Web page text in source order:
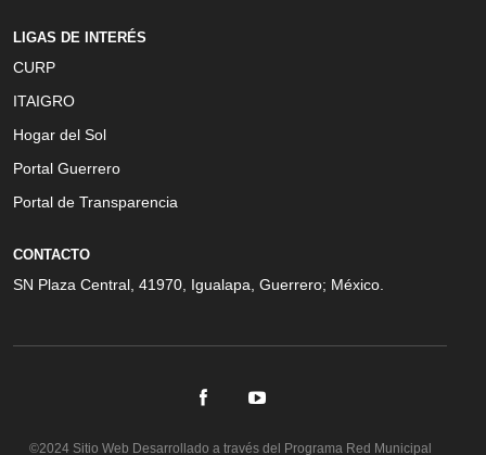
LIGAS DE INTERÉS
CURP
ITAIGRO
Hogar del Sol
Portal Guerrero
Portal de Transparencia
CONTACTO
SN Plaza Central, 41970, Igualapa, Guerrero; México.
©2024 Sitio Web Desarrollado a través del Programa Red Municipal